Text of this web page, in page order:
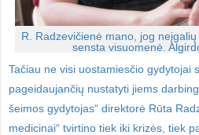
R. Radzevičienė mano, jog
sensta visuomenė.
Tačiau ne visi uostamiesčio gydytojai
pageidaujančių nustatyti jiems
šeimos gydytojas“ direktorė Rūta
medicinai“ tvirtino tiek iki krizės, tiek